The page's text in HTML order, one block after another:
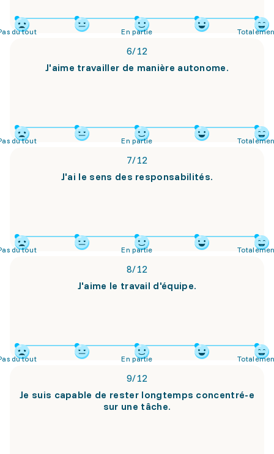
du tout En partie
6/12
J'aime travailler de manière autonome.
du tout En partie
7/12
J'ai le sens des responsabilités.
du tout En partie
8/12
J'aime le travail d'équipe.
du tout En partie
9/12
Je suis capable de rester longtemps concentré-e
sur une tâche.